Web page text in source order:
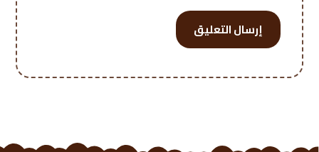
إرسال التعليق